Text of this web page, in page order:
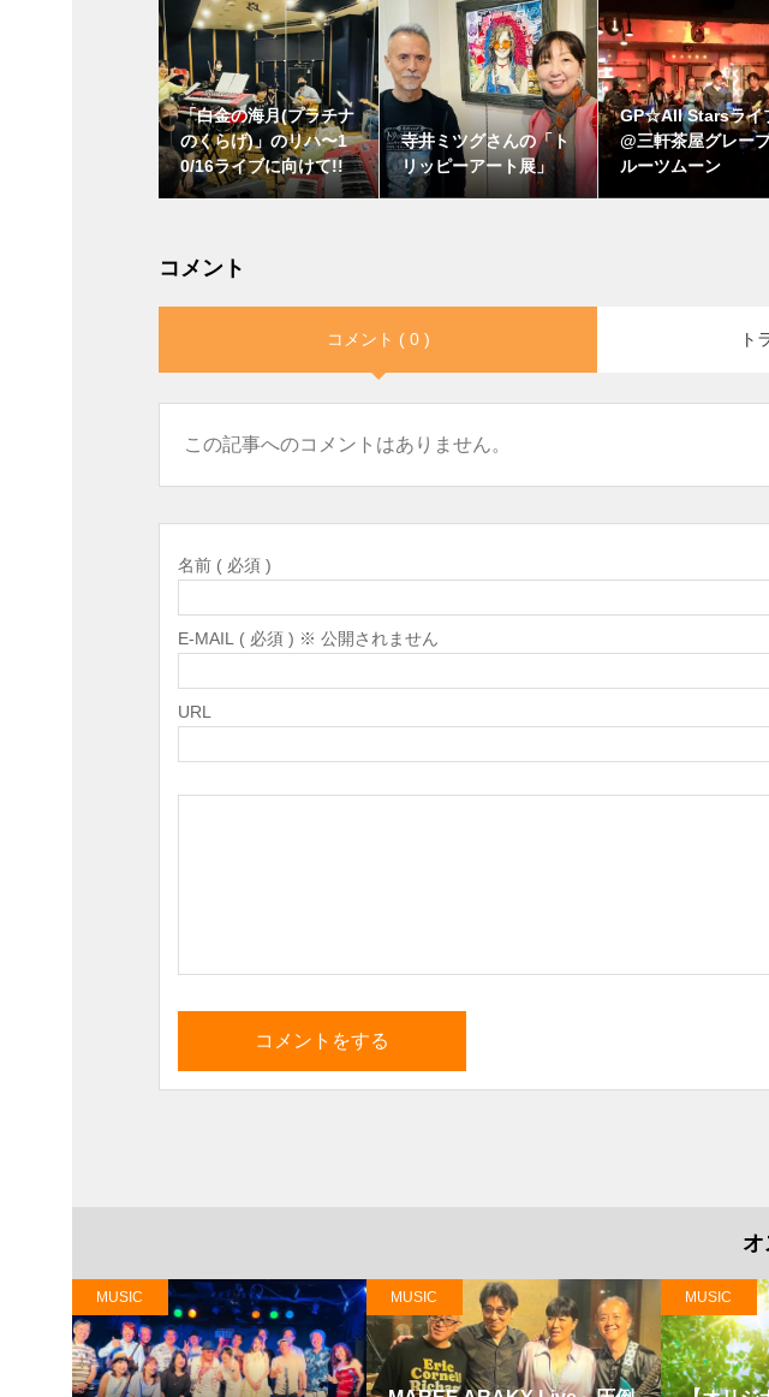
「白金の海月(プラチナ
のくらげ)」のリハ〜1
0/16ライブに向けて!!
寺井ミツグさんの「ト
リッピーアート展」
GP☆All Starsライ
@三軒茶屋グレー
ルーツムーン
コメント
コメント ( 0 ) ト
この記事へのコメントはありません。
名前 ( 必須 )
E-MAIL ( 必須 ) ※ 公開されません
URL
MUSIC MUSIC MUSIC